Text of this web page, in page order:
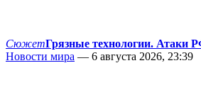
СюжетГрязные технологии.
Новости мира — 6 августа 2026, 23:39